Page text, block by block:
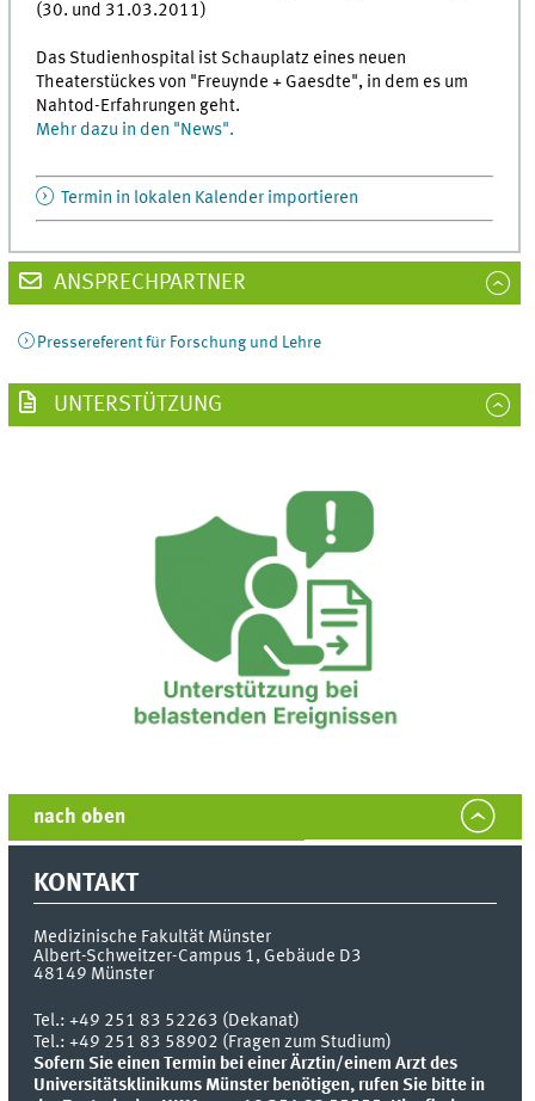
(30. und 31.03.2011)
Das Studienhospital ist Schauplatz eines neuen
Theaterstückes von "Freuynde + Gaesdte", in dem es um
Nahtod-Erfahrungen geht.
Mehr dazu in den "News".
Termin in lokalen Kalender importieren
ANSPRECHPARTNER
Pressereferent für Forschung und Lehre
UNTERSTÜTZUNG
nach oben
KONTAKT
Medizinische Fakultät Münster
Albert-Schweitzer-Campus 1, Gebäude D3
48149 Münster
Tel.:+49 251 83 52263 (Dekanat)
Tel.: +49 251 83 58902 (Fragen zum Studium)
Sofern Sie einen Termin bei einer Ärztin/einem Arzt des
Universitätsklinikums Münster benötigen, rufen Sie bitte in